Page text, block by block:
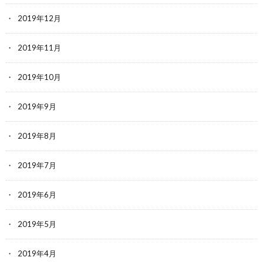
2019年12月
2019年11月
2019年10月
2019年9月
2019年8月
2019年7月
2019年6月
2019年5月
2019年4月